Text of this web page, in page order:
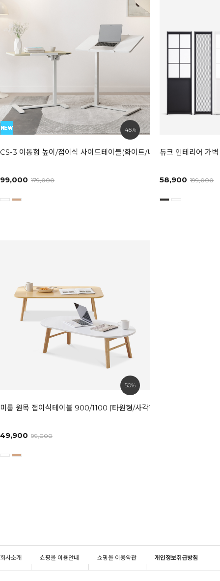
45%
CS-3 이동형 높이/접이식 사이드테이블(화이트/내추럴)
99,000 179,000
듀크 인테리어 가
58,900 199,000
50%
미룸 원목 접이식테이블 900/1100 [타원형/사각형]
49,900 99,000
회사소개 쇼핑몰 이용안내 쇼핑몰 이용약관 개인정보취급방침